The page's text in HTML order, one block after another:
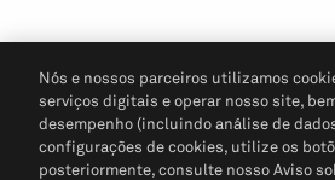
Nós e nossos parceiros utilizamos
serviços digitais e operar nosso site,
desempenho (incluindo análise de
configurações de cookies, utilize os
posteriormente, consulte nosso Aviso